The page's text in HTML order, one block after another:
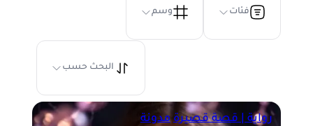
فئات وسم
البحث حسب
رواية | قصة قصيرة مدونة